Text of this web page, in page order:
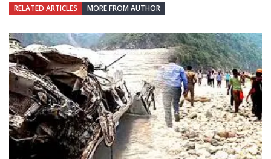
RELATED ARTICLES MORE FROM AUTHOR